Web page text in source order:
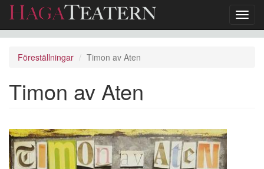
Föreställningar Timon av Aten
Timon av Aten